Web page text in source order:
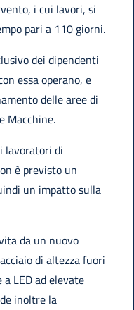
i cui lavori, si
pari a 110 giorni.
dei dipendenti
essa operano, e
delle aree di
Macchine.
lavoratori di
è previsto un
un impatto sulla
da un nuovo
di altezza fuori
LED ad elevate
inoltre la